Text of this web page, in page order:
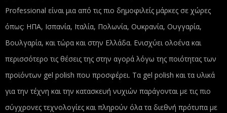
Professional είναι μια από τις πιο δημοφιλείς μάρκες σε χώρες
όπως: ΗΠΑ, Ισπανία, Ιταλία, Πολωνία, Ουκρανία, Ουγγαρία,
Βουλγαρία, και τώρα και στην Ελλάδα. Ενισχύει ολοένα και
περισσότερο τις θέσεις της στην αγορά λόγω της ποιότητας των
προϊόντων gel polish που προσφέρει. Τα gel polish και τα υλικά
για την τέχνη και την κατασκευή νυχιών παράγονται με τις πιο
σύγχρονες τεχνολογίες και πληρούν όλα τα διεθνή πρότυπα με